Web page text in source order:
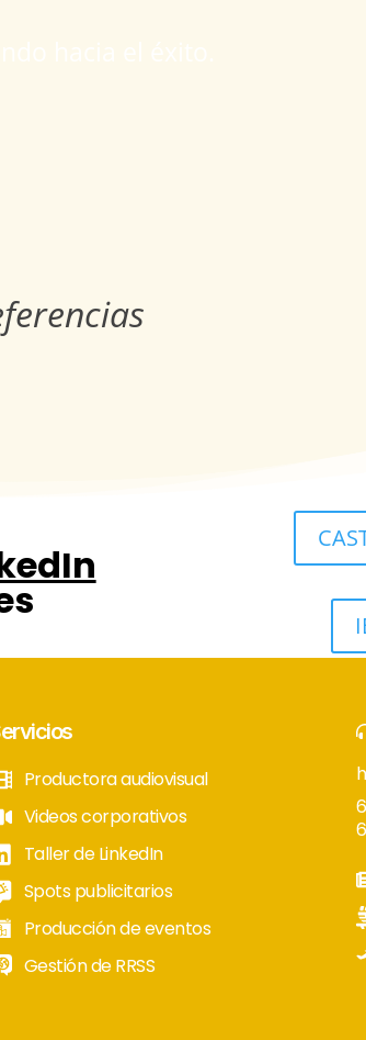
Productora audiovisual
Videos corporativos
Taller de LinkedIn
Spots publicitarios
Producción de eventos
Gestión de RRSS